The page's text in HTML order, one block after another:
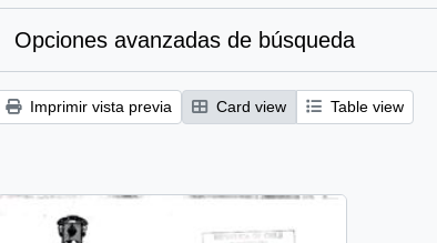
Opciones avanzadas de búsqueda
Imprimir vista previa Card view Table view